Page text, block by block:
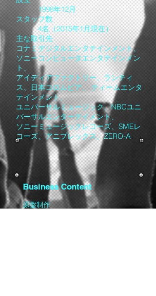
1998年12月
スタッフ数
4名（2015年1月現在）
主な取引先
コナミデジタルエンタテインメント、
ソニーコンピュータエンタテインメン
ト、
アイディアファクトリー、ランティ
ス、日本コロムビア、 ティームエンタ
テインメント、
ユニバーサルミュージック、NBCユニ
バーサルエンターテイメント、
ソニーミュージックレコーズ、SMEレ
コーズ、アニプレックス、ZERO-A
Business Content
原盤制作